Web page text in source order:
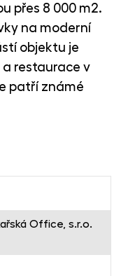
přes 8 000 m2.
na moderní
objektu je
a restaurace v
patří známé
Office, s.r.o.